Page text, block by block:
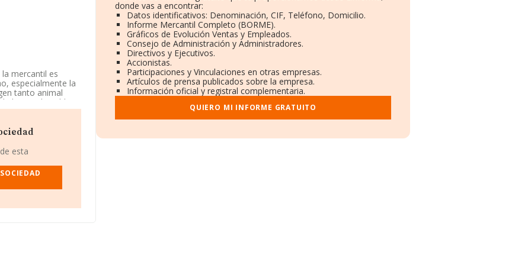
mercantil es
especialmente la
tanto animal
biocombustibles,
CNAE es
en
la media de
a los niveles de
perdido 1.510
Limitaday
esta
donde vas a encontrar:
Datos identificativos: Denominación, CIF, Teléfono, Domicilio.
Informe Mercantil Completo (BORME).
Gráficos de Evolución Ventas y Empleados.
Consejo de Administración y Administradores.
Directivos y Ejecutivos.
Accionistas.
Participaciones y Vinculaciones en otras empresas.
Artículos de prensa publicados sobre la empresa.
Información oficial y registral complementaria.
QUIERO MI INFORME GRATUITO